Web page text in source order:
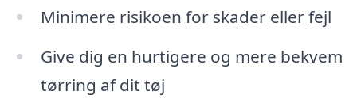
Minimere risikoen for skader eller fejl
Give dig en hurtigere og mere bekvem
tørring af dit tøj